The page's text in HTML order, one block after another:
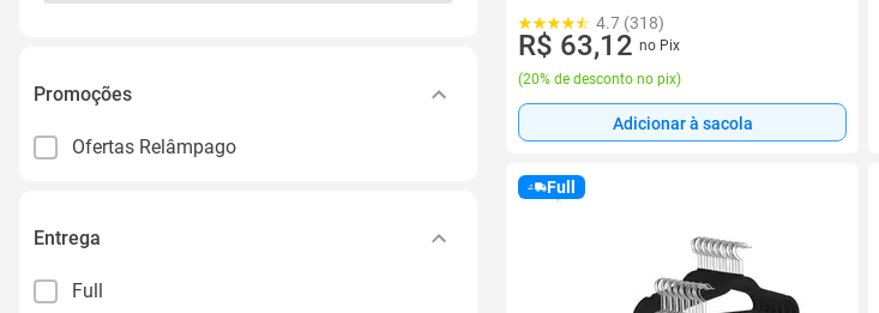
Promoções
Ofertas Relâmpago
Entrega
Full
4.7 (318)
R$ 63,12 no Pix
(20% de desconto no pix)
Adicionar à sacola
Full